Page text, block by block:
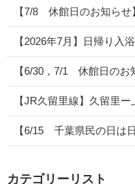
【7/8 休館日のお知らせ
【2026年7月】日帰り入
【6/30，7/1 休館日のお
【JR久留里線】久留里
【6/15 千葉県民の日は
カテゴリーリスト